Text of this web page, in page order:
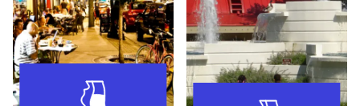
シャンペーン・アーバナ近郊の見所
ディケーター